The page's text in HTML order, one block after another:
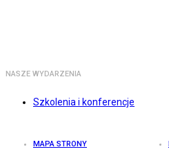
NASZE WYDARZENIA
Szkolenia i konferencje
MAPA STRONY